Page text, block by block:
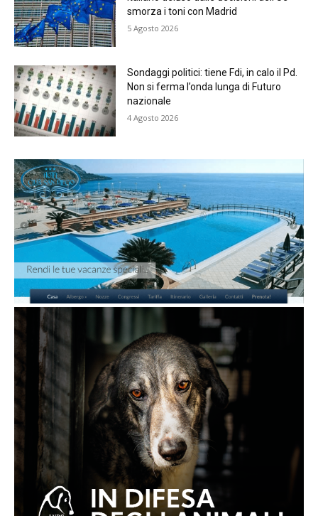
smorza i toni con Madrid
5 Agosto 2026
Sondaggi politici: tiene Fdi, in calo il Pd.
Non si ferma l’onda lunga di Futuro
nazionale
4 Agosto 2026